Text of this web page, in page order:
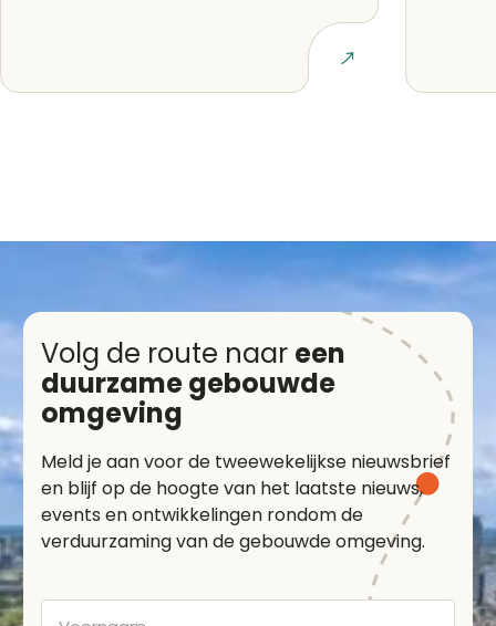
Lees artikel
Volg de route naar een
duurzame gebouwde
omgeving
Meld je aan voor de tweewekelijkse nieuwsbrief
en blijf op de hoogte van het laatste nieuws,
events en ontwikkelingen rondom de
verduurzaming van de gebouwde omgeving.
Voornaam